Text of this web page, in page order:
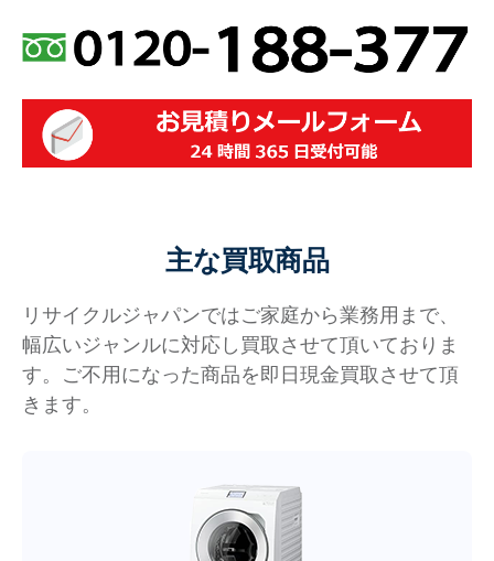
主な買取商品
リサイクルジャパンではご家庭から業務用まで、
幅広いジャンルに対応し買取させて頂いておりま
す。ご不用になった商品を即日現金買取させて頂
きます。